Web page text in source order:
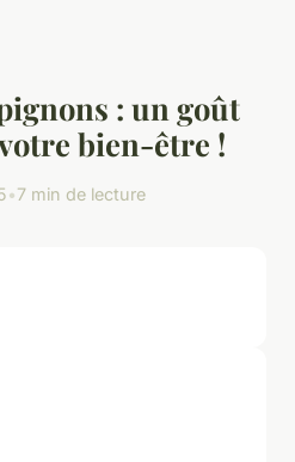
: un goût
bien-être !
•7 min de lecture